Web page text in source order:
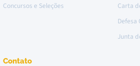
Concursos e Seleções
Carta
Defesa
Junta
Contato